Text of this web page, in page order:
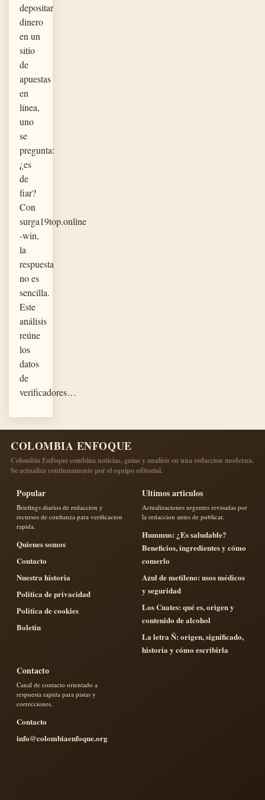
depositar
dinero
en un
sitio
de
apuestas
en
línea,
uno
se
pregunta:
¿es
de
fiar?
Con
surga19top.online
-win,
la
respuesta
no es
sencilla.
Este
análisis
reúne
los
datos
de
verificadores…
COLOMBIA ENFOQUE
Colombia Enfoque combina noticias, guias y analisis en una redaccion moderna.
Se actualiza continuamente por el equipo editorial.
Popular
Briefings diarios de redaccion y
recursos de confianza para verificacion
rapida.
Quienes somos
Contacto
Nuestra historia
Politica de privacidad
Politica de cookies
Boletin
Ultimos articulos
Actualizaciones urgentes revisadas por
la redaccion antes de publicar.
Hummus: ¿Es saludable?
Beneficios, ingredientes y cómo
comerlo
Azul de metileno: usos médicos
y seguridad
Los Cuates: qué es, origen y
contenido de alcohol
La letra Ñ: origen, significado,
historia y cómo escribirla
Contacto
Canal de contacto orientado a
respuesta rapida para pistas y
correcciones.
Contacto
info@colombiaenfoque.org